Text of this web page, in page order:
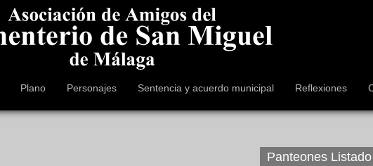
Plano Personajes Sentencia y acuerdo municipal Reflexiones
Panteones Listado